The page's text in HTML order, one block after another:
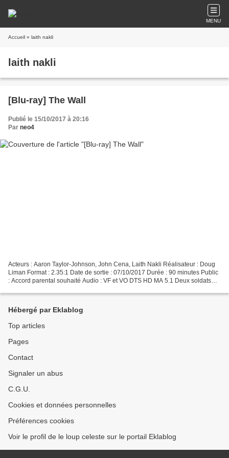
MENU
Accueil » laith nakli
laith nakli
[Blu-ray] The Wall
Publié le 15/10/2017 à 20:16
Par neo4
Acteurs : Aaron Taylor-Johnson, John Cena, Laith Nakli Réalisateur : Doug
Liman Format : 2.35:1 Date de sortie : 07/10/2017 Durée : 90 minutes Public
: Accord parental souhaité Audio : VF et VO DTS HD MA 5.1 Deux soldats
Hébergé par Eklablog
Top articles
Pages
Contact
Signaler un abus
C.G.U.
Cookies et données personnelles
Préférences cookies
Voir le profil de le loup celeste sur le portail Eklablog